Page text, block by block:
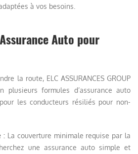
à vos besoins.
Auto pour
la route, ELC ASSURANCES GROUP
plusieurs formules d’assurance auto
les conducteurs résiliés pour non-
: La couverture minimale requise par la
une assurance auto simple et